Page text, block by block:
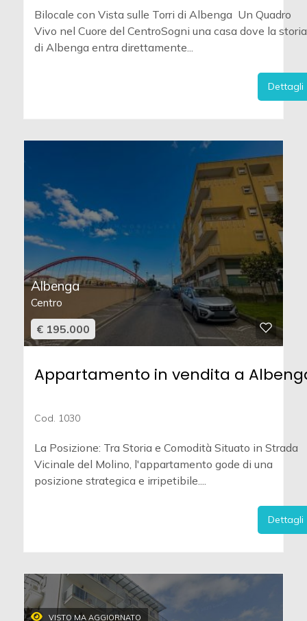
Bilocale con Vista sulle Torri di Albenga  Un Quadro
Vivo nel Cuore del CentroSogni una casa dove la storia
di Albenga entra direttamente...
Dettagli
Albenga
Centro
€ 195.000
Appartamento in vendita a
Cod. 1030
La Posizione: Tra Storia e Comodità Situato in Strada
Vicinale del Molino, l'appartamento gode di una
posizione strategica e irripetibile....
Dettagli
VISTO MA AGGIORNATO